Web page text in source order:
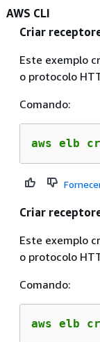
AWS CLI
Criar
Este exemplo
o protocolo
Comando:
aws elb
Criar
Este exemplo
o protocolo
Comando:
aws elb